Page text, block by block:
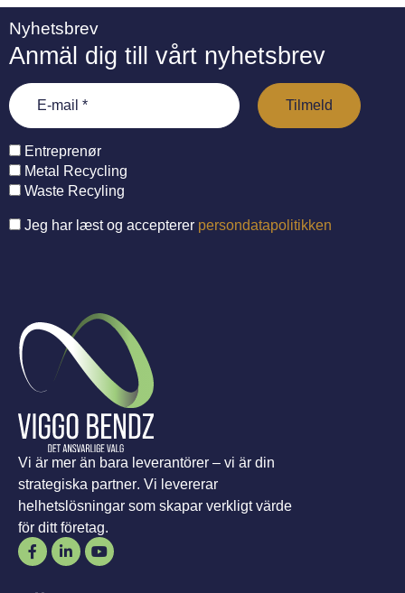
Nyhetsbrev
Anmäl dig till vårt nyhetsbrev
Entreprenør
Metal Recycling
Waste Recyling
Jeg har læst og accepterer persondatapolitikken
Vi är mer än bara leverantörer – vi är din
strategiska partner. Vi levererar
helhetslösningar som skapar verkligt värde
för ditt företag.